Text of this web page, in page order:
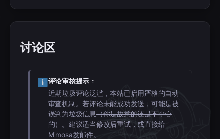
讨论区
评论审核提示：
近期垃圾评论泛滥，本站已启用严格的自动
审查机制。若评论未能成功发送，可能是被
误判为垃圾信息（你是故意的还是不小心
的）。建议适当修改后重试，或直接给
Mimosa发邮件。